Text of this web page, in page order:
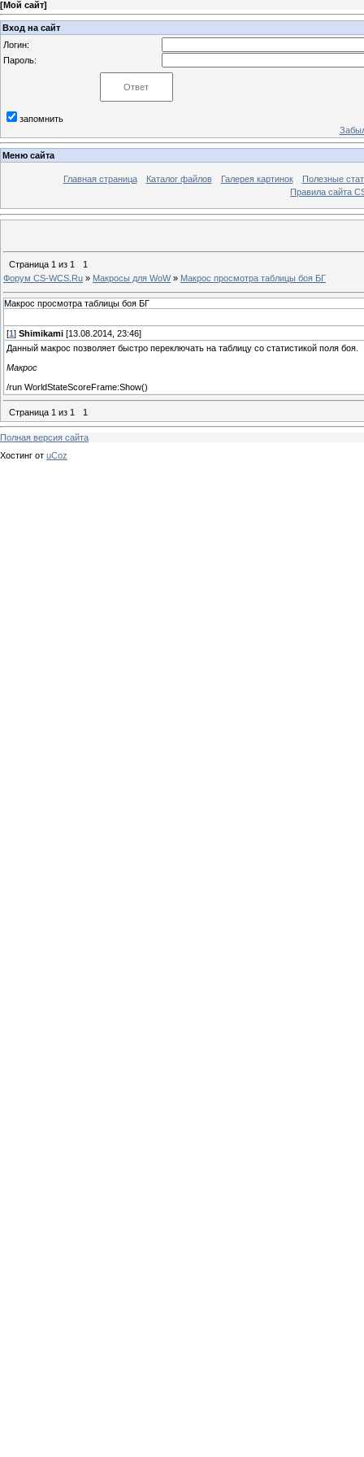
[Мой сайт]
Вход на сайт
Логин:
Пароль:
запомнить
Меню сайта
Главная страница Каталог файлов Галерея картинок
Полезные
Правила сайта
Страница 1 из 1
1
Форум CS-WCS.Ru » Макросы для WoW » Макрос просмотра таблицы боя БГ
Макрос просмотра таблицы боя БГ
[1 ] Shimikami [13.08.2014, 23:46]
Данный макрос позволяет быстро переключать на таблицу со статистикой поля боя.
Макрос
/run WorldStateScoreFrame:Show()
Страница 1 из 1 1
Полная версия сайта
Хостинг от uCoz